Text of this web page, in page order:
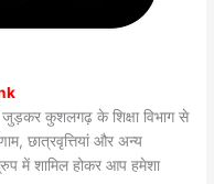
जुड़कर कुशलगढ़ के शिक्षा विभाग से
छात्रवृत्तियां और अन्य
में शामिल होकर आप हमेशा